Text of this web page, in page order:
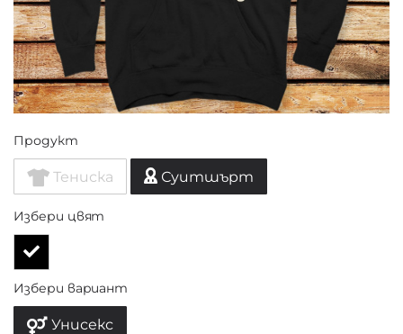
Продукт
Тениска Суитшърт
Избери цвят
Избери вариант
Унисекс